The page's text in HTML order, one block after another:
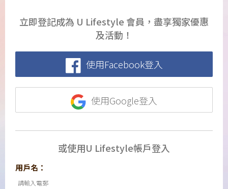
立即登記成為 U Lifestyle 會員，盡享獨家優惠
及活動！
使用Facebook登入
使用Google登入
或使用U Lifestyle帳戶登入
用戶名：